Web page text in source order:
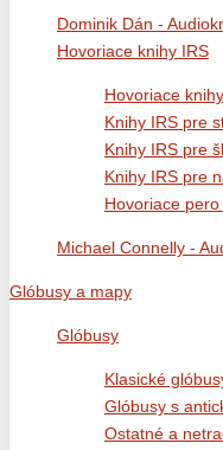
Dominik Dán -
Hovoriace knihy IRS
Hovoriace
Knihy IRS pre
Knihy IRS pre
Knihy IRS pre
Hovoriace pero
Michael Connelly -
Glóbusy a mapy
Glóbusy
Klasické
Glóbusy s
Ostatné a